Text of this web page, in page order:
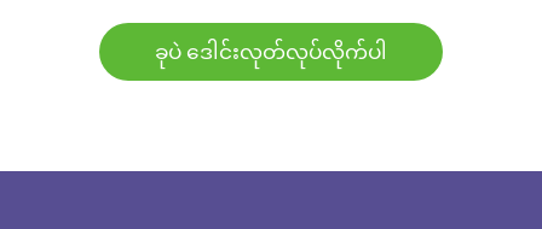
ခုပဲ ဒေါင်းလုတ်လုပ်လိုက်ပါ